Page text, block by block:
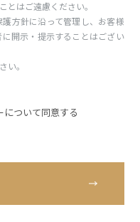
とはご遠慮ください。
方針に沿って管理し、お客様
開示・提示することはござい
い。
ついて同意する